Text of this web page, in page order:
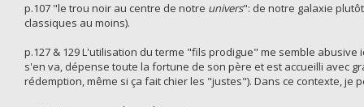
p.107 "le trou noir au centre de notre univers": de notre galaxie
classiques au moins).
p.127 & 129 L'utilisation du terme "fils prodigue" me semble abusive
s'en va, dépense toute la fortune de son père et est accueilli avec
rédemption, même si ça fait chier les "justes"). Dans ce contexte, je